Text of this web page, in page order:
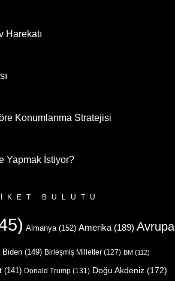
Harekatı
Konumlanma Stratejisi
Yapmak İstiyor?
BULUTU
Almanya(152) Amerika (189) Avrupa
Biden (149) Birleşmiş Milletler (127) BM (112)
(141) Donald Trump (131) Doğu Akdeniz (172)